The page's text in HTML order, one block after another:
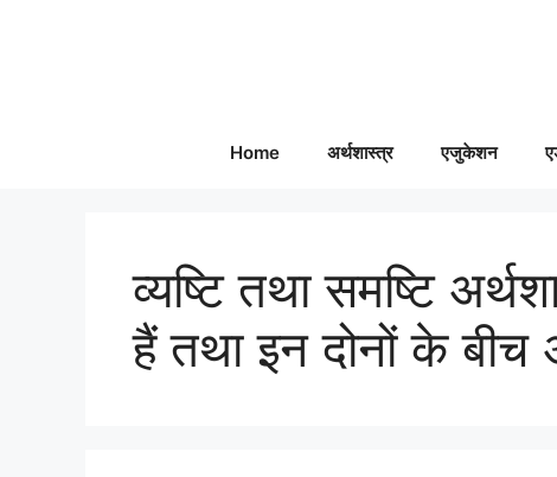
Home अर्थशास्त्र एजुकेशन
व्यष्टि तथा समष्टि
हैं तथा इन दोनों के बीच